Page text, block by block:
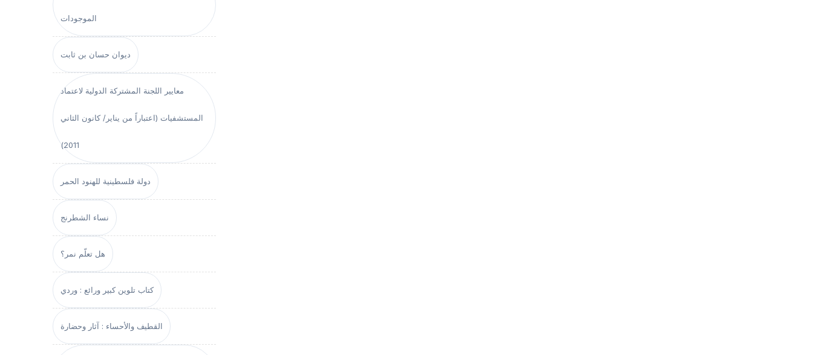
الموجودات
ديوان حسان بن ثابت
معايير اللجنة المشتركة الدولية لاعتماد
المستشفيات (اعتباراً من يناير/ كانون الثاني
2011)
دولة فلسطينية للهنود الحمر
نساء الشطرنج
هل تعلّم نمر؟
كتاب تلوين كبير ورائع : وردي
القطيف والأحساء : آثار وحضارة